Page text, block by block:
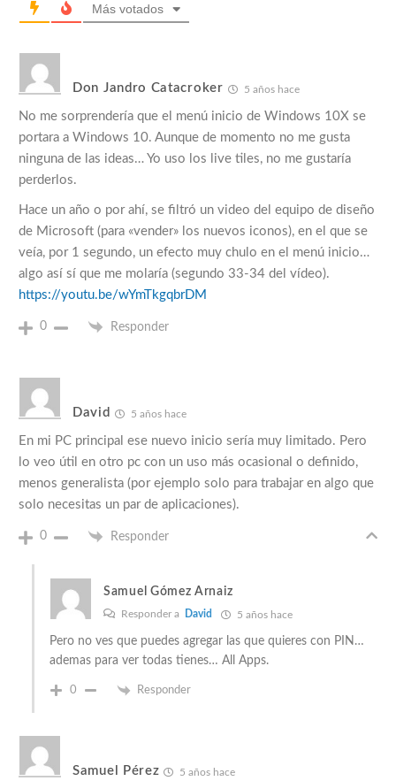
Más votados
Don Jandro Catacroker 5 años hace
No me sorprendería que el menú inicio de Windows 10X se
portara a Windows 10. Aunque de momento no me gusta
ninguna de las ideas… Yo uso los live tiles, no me gustaría
perderlos.
Hace un año o por ahí, se filtró un video del equipo de diseño
de Microsoft (para «vender» los nuevos iconos), en el que se
veía, por 1 segundo, un efecto muy chulo en el menú inicio…
algo así sí que me molaría (segundo 33-34 del vídeo).
https://youtu.be/wYmTkgqbrDM
0 Responder
David 5 años hace
En mi PC principal ese nuevo inicio sería muy limitado. Pero
lo veo útil en otro pc con un uso más ocasional o definido,
menos generalista (por ejemplo solo para trabajar en algo que
solo necesitas un par de aplicaciones).
0 Responder
Samuel Gómez Arnaiz
Responder a David 5 años hace
Pero no ves que puedes agregar las que quieres con PIN…
ademas para ver todas tienes… All Apps.
0 Responder
Samuel Pérez 5 años hace